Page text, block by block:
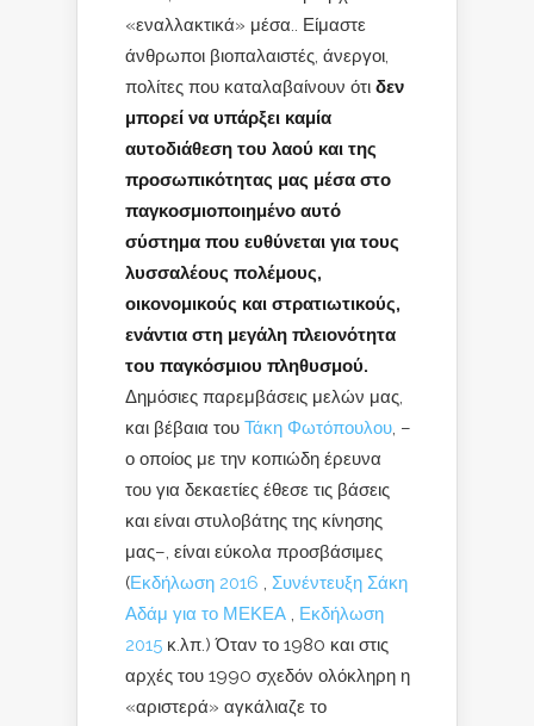
«εναλλακτικά» μέσα.. Είμαστε
άνθρωποι βιοπαλαιστές, άνεργοι,
πολίτες που καταλαβαίνουν ότι δεν
μπορεί να υπάρξει καμία
αυτοδιάθεση του λαού και της
προσωπικότητας μας μέσα στο
παγκοσμιοποιημένο αυτό
σύστημα που ευθύνεται για τους
λυσσαλέους πολέμους,
οικονομικούς και στρατιωτικούς,
ενάντια στη μεγάλη πλειονότητα
του παγκόσμιου πληθυσμού.
Δημόσιες παρεμβάσεις μελών μας,
και βέβαια του Τάκη Φωτόπουλου, –
ο οποίος με την κοπιώδη έρευνα
του για δεκαετίες έθεσε τις βάσεις
και είναι στυλοβάτης της κίνησης
μας–, είναι εύκολα προσβάσιμες
(Εκδήλωση 2016 , Συνέντευξη Σάκη
Αδάμ για το ΜΕΚΕΑ , Εκδήλωση
2015 κ.λπ.) Όταν το 1980 και στις
αρχές του 1990 σχεδόν ολόκληρη η
«αριστερά» αγκάλιαζε το